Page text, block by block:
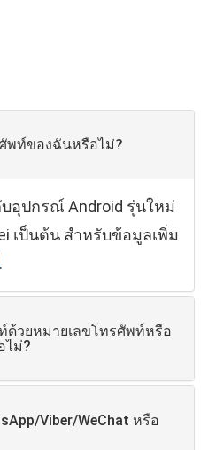
พท์ของฉันหรือไม่?
อุปกรณ์ Android รุ่นใหม่
เป็นต้น สำหรับข้อมูลเพิ่ม
.
วยหมายเลขโทรศัพท์หรือ
ไม่?
Viber/WeChat หรือ